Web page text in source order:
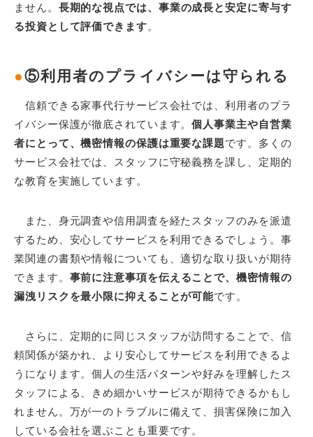
ません。 長期的な視点では、事業の成長と安定に寄与す
る投資として評価できます。
●⑤利用者のプライバシーは守られる
信頼できる家事代行サービス会社では、利用者のプラ
イバシー保護が徹底されています。個人事業主や自営業
者にとって、機密情報の保護は重要な課題です。多くの
サービス会社では、スタッフに守秘義務を課し、定期的
な教育を実施しています。
また、身元調査や信用調査を経たスタッフのみを派遣
するため、安心してサービスを利用できるでしょう。事
業関連の書類や情報についても、適切な取り扱いが期待
できます。 事前に注意事項を伝えることで、機密情報の
漏洩リスクを最小限に抑えることが可能です。
さらに、定期的に同じスタッフが訪問することで、信
頼関係が築かれ、より安心してサービスを利用できるよ
うになります。個人の生活パターンや好みを理解したス
タッフによる、きめ細かいサービスが期待できるかもし
れません。万が一のトラブルに備えて、損害保険に加入
している会社を選ぶことも重要です。